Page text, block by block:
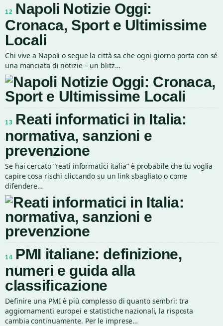
12 Napoli Notizie Oggi:
Cronaca, Sport e Ultimissime
Locali
Chi vive a Napoli o segue la città sa che ogni giorno porta con sé
una manciata di notizie – un blitz…
13 Reati informatici in Italia:
normativa, sanzioni e
prevenzione
Se hai cercato “reati informatici italia” è probabile che tu voglia
capire cosa rischi cliccando su un link sbagliato o come
difendere…
14 PMI italiane: definizione,
numeri e guida alla
classificazione
Definire una PMI è più complesso di quanto sembri: tra
aggiornamenti europei e statistiche nazionali, la risposta
cambia continuamente. Per le imprese…